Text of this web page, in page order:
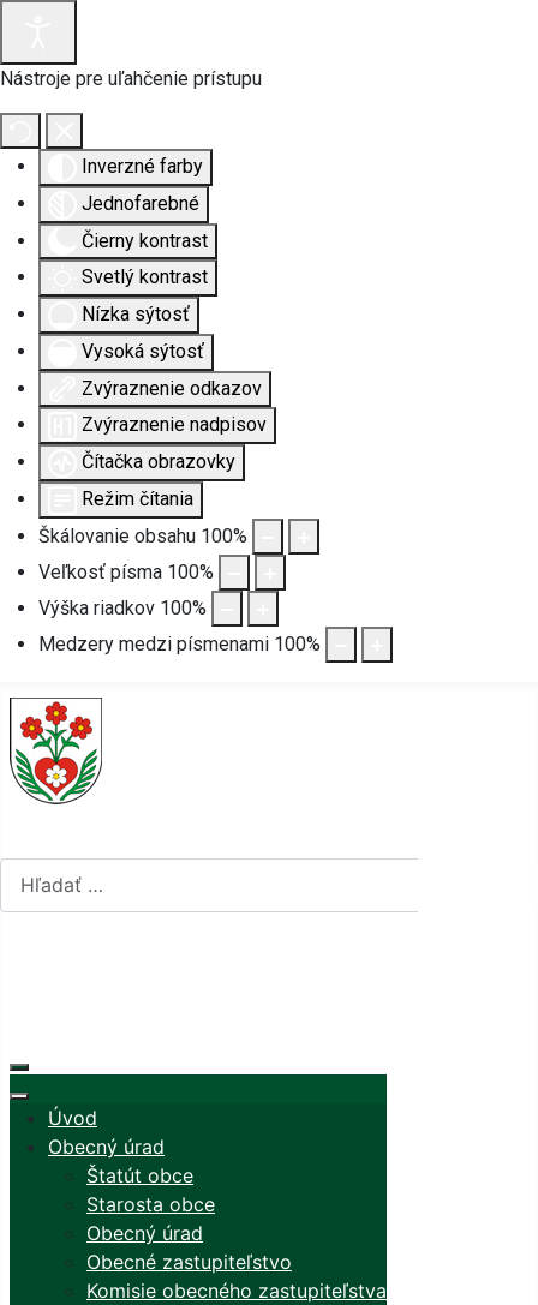
Nástroje pre uľahčenie prístupu
Inverzné farby
Jednofarebné
Čierny kontrast
Svetlý kontrast
Nízka sýtosť
Vysoká sýtosť
Zvýraznenie odkazov
Zvýraznenie nadpisov
Čítačka obrazovky
Režim čítania
Škálovanie obsahu 100%
Veľkosť písma 100%
Výška riadkov 100%
Medzery medzi písmenami 100%
Úvod
Obecný úrad
Štatút obce
Starosta obce
Obecný úrad
Obecné zastupiteľstvo
Komisie obecného zastupiteľstva